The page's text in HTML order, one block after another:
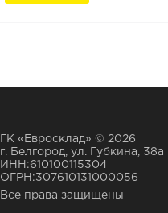
ГК «Евросклад» © 2026
г. Белгород, ул. Губкина, 38а
ИНН:610100115304
ОГРН:307610131000056
Все права защищены